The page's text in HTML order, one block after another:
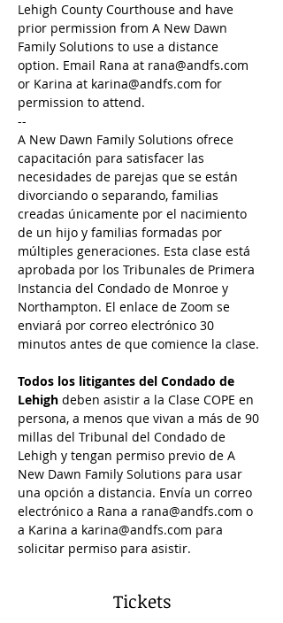
Lehigh County Courthouse and have
prior permission from A New Dawn
Family Solutions to use a distance
option. Email Rana at rana@andfs.com
or Karina at karina@andfs.com for
permission to attend.
--
A New Dawn Family Solutions ofrece
capacitación para satisfacer las
necesidades de parejas que se están
divorciando o separando, familias
creadas únicamente por el nacimiento
de un hijo y familias formadas por
múltiples generaciones. Esta clase está
aprobada por los Tribunales de Primera
Instancia del Condado de Monroe y
Northampton. El enlace de Zoom se
enviará por correo electrónico 30
minutos antes de que comience la clase.
Todos los litigantes del Condado de
Lehigh deben asistir a la Clase COPE en
persona, a menos que vivan a más de 90
millas del Tribunal del Condado de
Lehigh y tengan permiso previo de A
New Dawn Family Solutions para usar
una opción a distancia. Envía un correo
electrónico a Rana a rana@andfs.com o
a Karina a karina@andfs.com para
solicitar permiso para asistir.
Tickets